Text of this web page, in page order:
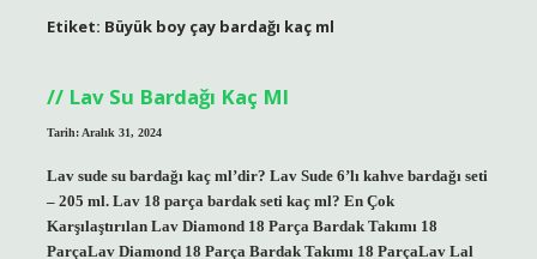
Etiket: Büyük boy çay bardağı kaç ml
Lav Su Bardağı Kaç Ml
Tarih: Aralık 31, 2024
Lav sude su bardağı kaç ml’dir? Lav Sude 6’lı kahve bardağı seti
– 205 ml. Lav 18 parça bardak seti kaç ml? En Çok
Karşılaştırılan Lav Diamond 18 Parça Bardak Takımı 18
ParçaLav Diamond 18 Parça Bardak Takımı 18 ParçaLav Lal